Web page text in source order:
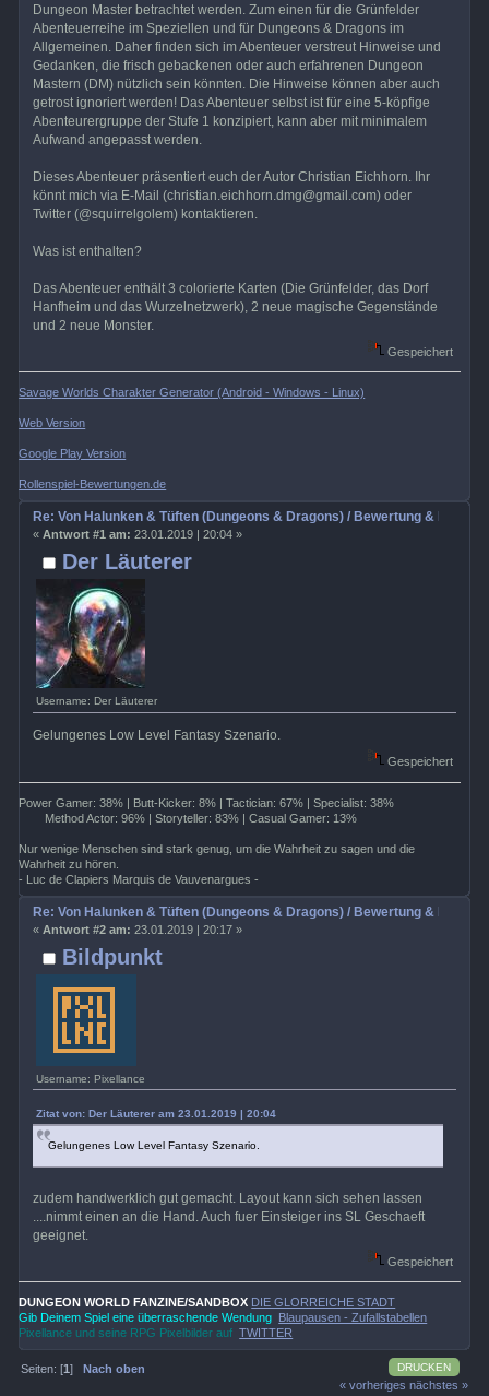
Dungeon Master betrachtet werden. Zum einen für die Grünfelder
Abenteuerreihe im Speziellen und für Dungeons & Dragons im
Allgemeinen. Daher finden sich im Abenteuer verstreut Hinweise und
Gedanken, die frisch gebackenen oder auch erfahrenen Dungeon
Mastern (DM) nützlich sein könnten. Die Hinweise können aber auch
getrost ignoriert werden! Das Abenteuer selbst ist für eine 5-köpfige
Abenteurergruppe der Stufe 1 konzipiert, kann aber mit minimalem
Aufwand angepasst werden.
Dieses Abenteuer präsentiert euch der Autor Christian Eichhorn. Ihr
könnt mich via E-Mail (christian.eichhorn.dmg@gmail.com) oder
Twitter (@squirrelgolem) kontaktieren.
Was ist enthalten?
Das Abenteuer enthält 3 colorierte Karten (Die Grünfelder, das Dorf
Hanfheim und das Wurzelnetzwerk), 2 neue magische Gegenstände
und 2 neue Monster.
Gespeichert
Savage Worlds Charakter Generator (Android - Windows - Linux)
Web Version
Google Play Version
Rollenspiel-Bewertungen.de
Der Läuterer
Username: Der Läuterer
Re: Von Halunken & Tüften (Dungeons & Dragons) / Bewertung &
« Antwort #1 am: 23.01.2019 | 20:04 »
Gelungenes Low Level Fantasy Szenario.
Gespeichert
Power Gamer: 38% | Butt-Kicker: 8% | Tactician: 67% | Specialist: 38%
Method Actor: 96% | Storyteller: 83% | Casual Gamer: 13%
Nur wenige Menschen sind stark genug, um die Wahrheit zu sagen und die
Wahrheit zu hören.
- Luc de Clapiers Marquis de Vauvenargues -
Bildpunkt
Username: Pixellance
Re: Von Halunken & Tüften (Dungeons & Dragons) / Bewertung &
« Antwort #2 am: 23.01.2019 | 20:17 »
Zitat von: Der Läuterer am 23.01.2019 | 20:04
Gelungenes Low Level Fantasy Szenario.
zudem handwerklich gut gemacht. Layout kann sich sehen lassen
....nimmt einen an die Hand. Auch fuer Einsteiger ins SL Geschaeft
geeignet.
Gespeichert
DUNGEON WORLD FANZINE/SANDBOX DIE GLORREICHE STADT
Gib Deinem Spiel eine überraschende Wendung Blaupausen - Zufallstabellen
Pixellance und seine RPG Pixelbilder aufTWITTER
DRUCKEN
Seiten: [1]Nach oben
« vorheriges nächstes »